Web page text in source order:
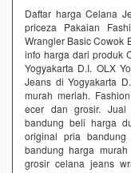
Daftar harga Celana
priceza Pakaian
Wrangler Basic Cowok
info harga dari produk
Yogyakarta D.I. OLX
Jeans di Yogyakarta
murah meriah.
ecer dan grosir.
bandung beli harga
original pria
bandung harga
grosir celana jeans